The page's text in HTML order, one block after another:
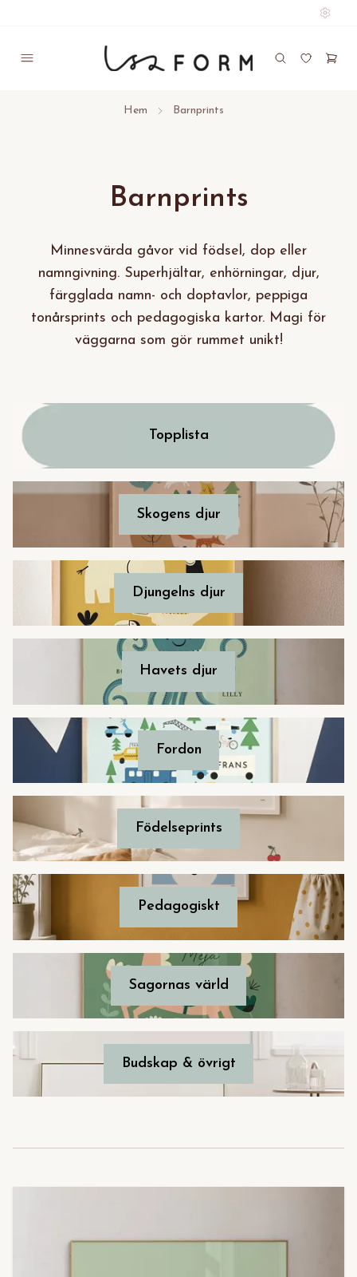
Hem Barnprints
Barnprints
Minnesvärda gåvor vid födsel, dop eller
namngivning. Superhjältar, enhörningar, djur,
färgglada namn- och doptavlor, peppiga
tonårsprints och pedagogiska kartor. Magi för
väggarna som gör rummet unikt!
Topplista
Skogens djur
Djungelns djur
Havets djur
Fordon
Födelseprints
Pedagogiskt
Sagornas värld
Budskap & övrigt